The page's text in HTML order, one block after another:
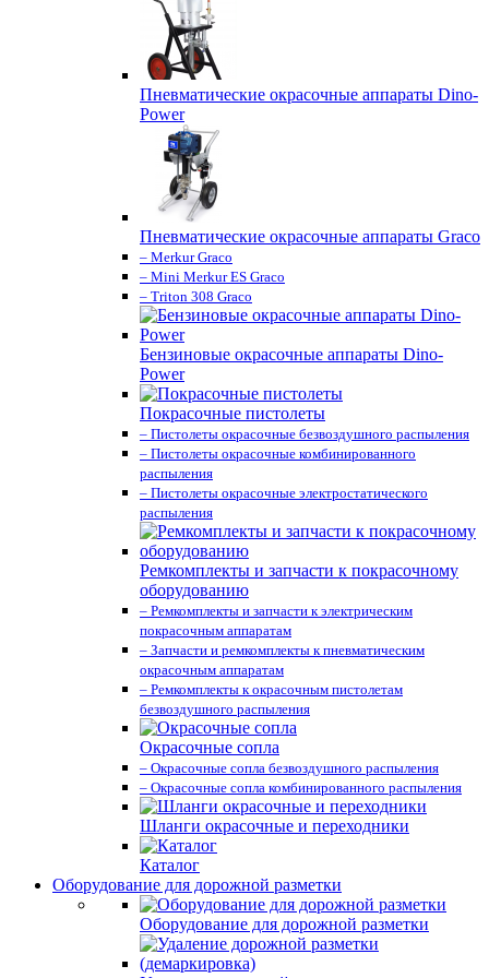
Пневматические окрасочные аппараты Dino-
Power
Пневматические окрасочные аппараты Graco
– Merkur Graco
– Mini Merkur ES Graco
– Triton 308 Graco
Бензиновые окрасочные аппараты Dino-
Power
Покрасочные пистолеты
– Пистолеты окрасочные безвоздушного распыления
– Пистолеты окрасочные комбинированного
распыления
– Пистолеты окрасочные электростатического
распыления
Ремкомплекты и запчасти к покрасочному
оборудованию
– Ремкомплекты и запчасти к электрическим
покрасочным аппаратам
– Запчасти и ремкомплекты к пневматическим
окрасочным аппаратам
– Ремкомплекты к окрасочным пистолетам
безвоздушного распыления
Окрасочные сопла
– Окрасочные сопла безвоздушного распыления
– Окрасочные сопла комбинированного распыления
Шланги окрасочные и переходники
Каталог
Оборудование для дорожной разметки
Оборудование для дорожной разметки